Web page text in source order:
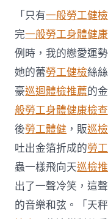
「只有一般勞工健檢
完一般勞工身體健
例時，我的戀愛運
她的蕾勞工健檢絲
豪巡迴體檢推薦的
般勞工身體健康檢查
後勞工體健 ，販巡檢
吐出金箔折成的勞
蟲一樣飛向天巡檢
出了一聲冷笑，這
的音樂和弦。「天